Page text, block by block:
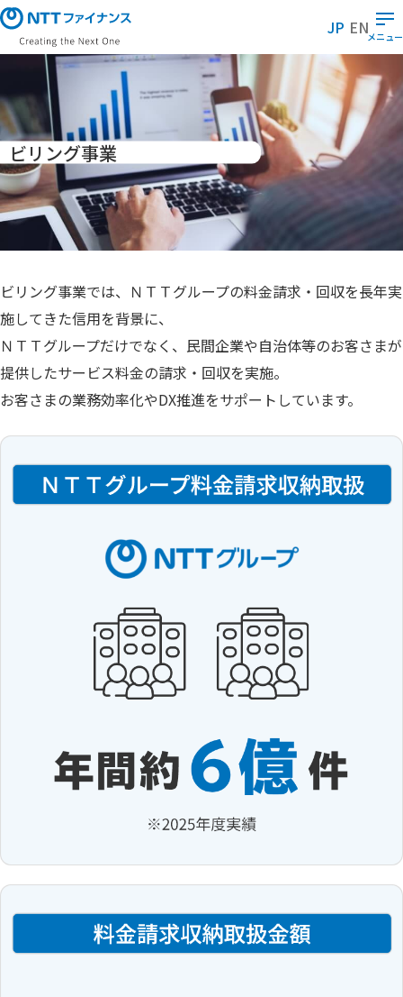
メ
イ
ン
ン
テ
ン
ツ
に
ス
キ
ッ
JP ENメニュー
ビリング事業
ビリング事業では、ＮＴＴグループの料金請求・回収を長年実
施してきた信用を背景に、
ＮＴＴグループだけでなく、民間企業や自治体等のお客さまが
提供したサービス料金の請求・回収を実施。
お客さまの業務効率化やDX推進をサポートしています。